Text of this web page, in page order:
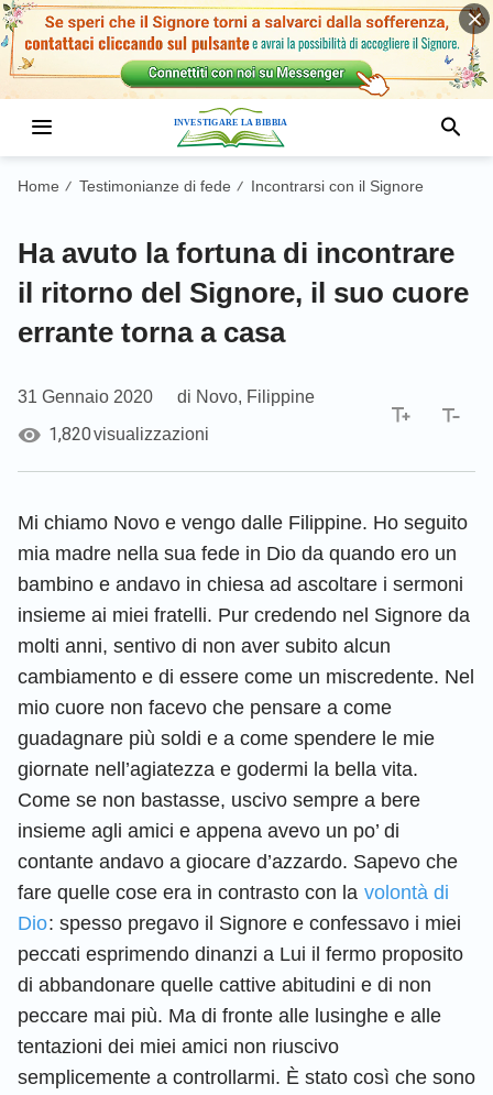
Home / Testimonianze di fede / Incontrarsi con il Signore
Ha avuto la fortuna di incontrare
il ritorno del Signore, il suo cuore
errante torna a casa
31 Gennaio 2020 di Novo, Filippine
1,820visualizzazioni
Mi chiamo Novo e vengo dalle Filippine. Ho seguito
mia madre nella sua fede in Dio da quando ero un
bambino e andavo in chiesa ad ascoltare i sermoni
insieme ai miei fratelli. Pur credendo nel Signore da
molti anni, sentivo di non aver subito alcun
cambiamento e di essere come un miscredente. Nel
mio cuore non facevo che pensare a come
guadagnare più soldi e a come spendere le mie
giornate nell’agiatezza e godermi la bella vita.
Come se non bastasse, uscivo sempre a bere
insieme agli amici e appena avevo un po’ di
contante andavo a giocare d’azzardo. Sapevo che
fare quelle cose era in contrasto con la volontà di
Dio: spesso pregavo il Signore e confessavo i miei
peccati esprimendo dinanzi a Lui il fermo proposito
di abbandonare quelle cattive abitudini e di non
peccare mai più. Ma di fronte alle lusinghe e alle
tentazioni dei miei amici non riuscivo
semplicemente a controllarmi. È stato così che sono